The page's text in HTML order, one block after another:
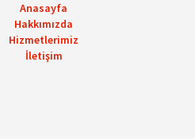
Anasayfa
Hakkımızda
Hizmetlerimiz
İletişim